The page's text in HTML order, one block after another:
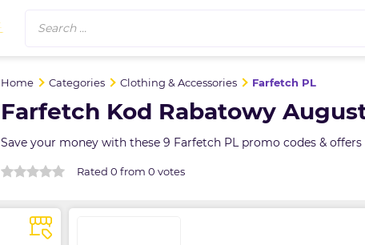
Search ...
Home Categories Clothing & Accessories Farfetch PL
Farfetch Kod Rabatowy
Save your money with these 9 Farfetch PL promo codes & offers
Rated 0 from 0 votes